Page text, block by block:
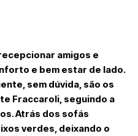
amigos e
e bem estar de lado.
sem dúvida, são os
Fraccaroli, seguindo a
Atrás dos sofás
verdes, deixando o